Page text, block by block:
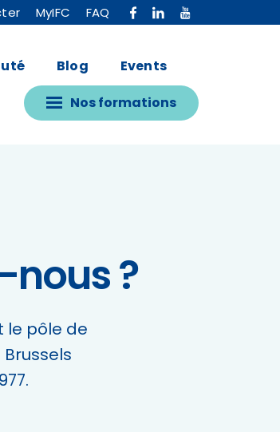
MyIFC FAQ
Blog Events
Nos formations
nous ?
le pôle de
Brussels